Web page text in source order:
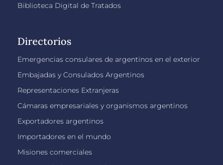
Biblioteca Digital de Tratados
Directorios
Emergencias consulares de argentinos en el exterior
Embajadas y Consulados Argentinos
Representaciones Extranjeras
Cámaras empresariales y organismos argentinos
Exportadores argentinos
Importadores en el mundo
Misiones comerciales